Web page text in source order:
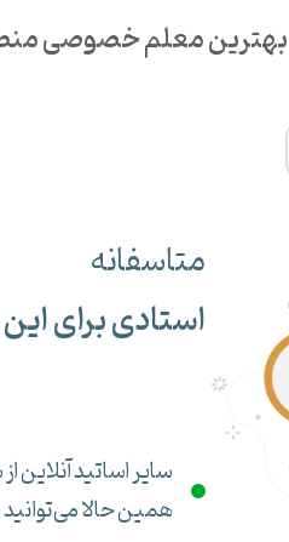
بهترین معلم خصوصی
متاسفانه
استادی برای
سایر اساتید آنلاین
همین حالا می‌توانید